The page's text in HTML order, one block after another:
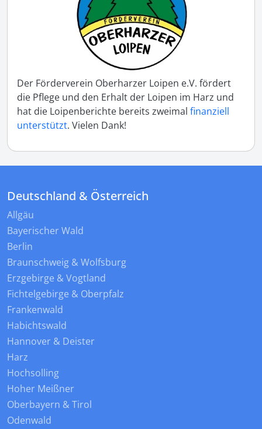
Der Förderverein Oberharzer Loipen e.V. fördert
die Pflege und den Erhalt der Loipen im Harz und
hat die Loipenberichte bereits zweimal finanziell
unterstützt. Vielen Dank!
Deutschland & Österreich
Allgäu
Bayerischer Wald
Berlin
Braunschweig & Wolfsburg
Erzgebirge & Vogtland
Fichtelgebirge & Oberpfalz
Frankenwald
Habichtswald
Hannover & Deister
Harz
Hochsolling
Hoher Meißner
Oberbayern & Tirol
Odenwald